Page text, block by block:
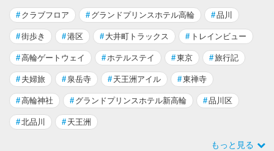
# クラブフロア # グランドプリンスホテル高輪 #品川
#街歩き #港区 # 大井町トラックス # トレインビュー
#高輪ゲートウェイ #ホテルステイ #東京 #旅行記
# 夫婦旅 # 泉岳寺 # 天王洲アイル #東禅寺
#高輪神社 # グランドプリンスホテル新高輪 #品川区
#北品川 # 天王洲
もっと見る